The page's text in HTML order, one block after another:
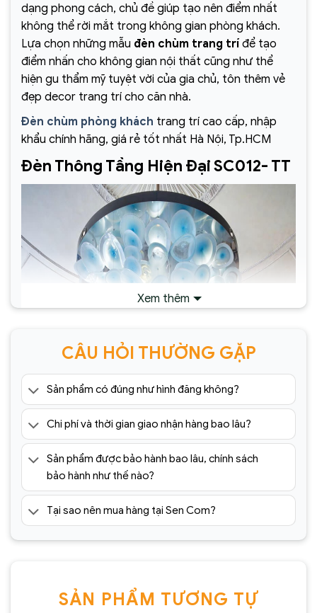
dạng phong cách, chủ đề giúp tạo nên điểm nhất
không thể rời mắt trong không gian phòng khách.
Lựa chọn những mẫu đèn chùm trang trí để tạo
điểm nhấn cho không gian nội thất cũng như thể
hiện gu thẩm mỹ tuyệt vời của gia chủ, tôn thêm vẻ
đẹp decor trang trí cho căn nhà.
Đèn chùm phòng khách trang trí cao cấp, nhập
khẩu chính hãng, giá rẻ tốt nhất Hà Nội, Tp.HCM
Đèn Thông Tầng Hiện Đại SC012- TT
Xem thêm
CÂU HỎI THƯỜNG GẶP
Sản phẩm có đúng như hình đăng không?
Chi phí và thời gian giao nhận hàng bao lâu?
Sản phẩm được bảo hành bao lâu, chính sách
bảo hành như thế nào?
Tại sao nên mua hàng tại Sen Com?
SẢN PHẨM TƯƠNG TỰ